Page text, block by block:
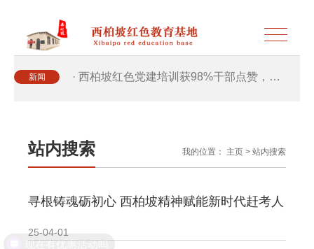
新闻 · 西柏坡红色党建培训获98%干部点赞，…
· 干部培训破解走过场 西柏坡红色教育…
· 2026年干部培训提质增效三大路径，揭…
· 2026年干部培训提质增效三大路径，揭…
站内搜索 我的位置： 主页 > 站内搜索
寻根铸魂砺初心 西柏坡精神赋能新时代赶考人
25-04-01
现在有优惠活动吗